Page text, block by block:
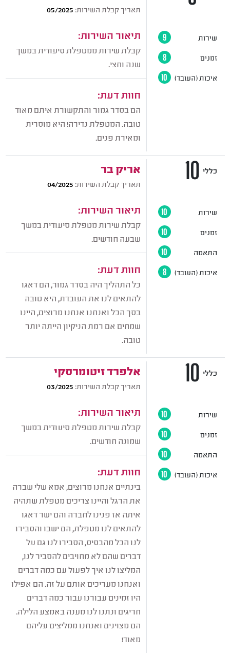
תאריך קבלת השירות: 05/2025
תיאור השירות:
קבלת שירות ממטפלת סיעודית במשך
שנה וחצי.
חוות דעת:
הם בסדר גמור והתקשורת איתם מאוד
טובה. המטפלת נדירה! היא מוסרית
ומאירת פנים.
שירות 9
זמנים 8
איכות (העובד) 10
אריק בר
תאריך קבלת השירות: 04/2025
תיאור השירות:
קבלת שירות מטפלת סיעודית במשך
שבעה חודשים.
חוות דעת:
כל התהליך היה בסדר גמור, הם דאגו
להתאים לנו את העובדת, היא טובה
בסך הכל ואנחנו אנחנו מרוצים, היינו
שמחים אם רמת הניקיון הייתה יותר
טובה.
10 כללי
שירות 10
זמנים 10
התאמה 10
איכות (העובד) 8
אלפרד זיטומרסקי
תאריך קבלת השירות: 03/2025
תיאור השירות:
קבלת שירות מטפלת סיעודית במשך
שמונה חודשים.
חוות דעת:
בינתיים אנחנו מרוצים, אמא שלי שברה
את הרגל והיינו צריכים מטפלת שתהיה
איתה אז פנינו לחברה והם ישר דאגו
להתאים לנו מטפלת, הם ישבו והסבירו
לנו הכל מהבסיס, הסבירו לנו גם על
דברים שהם לא מחויבים להסביר לנו,
המליצו לנו איך לפעול עם כמה דברים
ואנחנו מעריכים אותם על זה. הם אפילו
היו זמינים עבורנו עבור כמה דברים
חריגים ונתנו לנו מענה באמצע הלילה.
הם מצוינים ואנחנו ממליצים עליהם
מאוד!
10 כללי
שירות 10
זמנים 10
התאמה 10
איכות (העובד) 10